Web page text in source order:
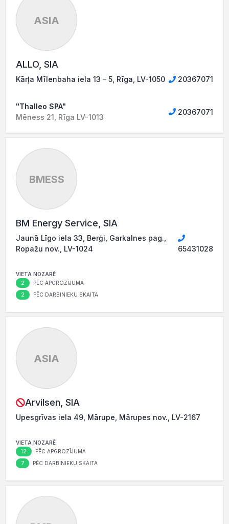
ASIA
ALLO, SIA
Kārļa Mīlenbaha iela 13 – 5, Rīga, LV-1050 20367071
"Thalleo SPA"
Mēness 21, Rīga LV-1013
20367071
BMESS
BM Energy Service, SIA
Jaunā Līgo iela 33, Berģi, Garkalnes pag.,
Ropažu nov., LV-1024
65431028
VIETA NOZARĒ
2 PĒC APGROZĪJUMA
2 PĒC DARBINIEKU SKAITA
ASIA
Arvilsen, SIA
Upesgrīvas iela 49, Mārupe, Mārupes nov., LV-2167
VIETA NOZARĒ
12 PĒC APGROZĪJUMA
7 PĒC DARBINIEKU SKAITA